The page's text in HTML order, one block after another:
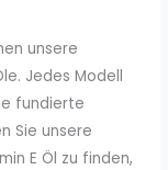
unsere
Jedes Modell
fundierte
Sie unsere
E Öl zu finden,